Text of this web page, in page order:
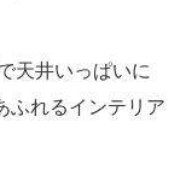
天井いっぱいに
ふれるインテリア